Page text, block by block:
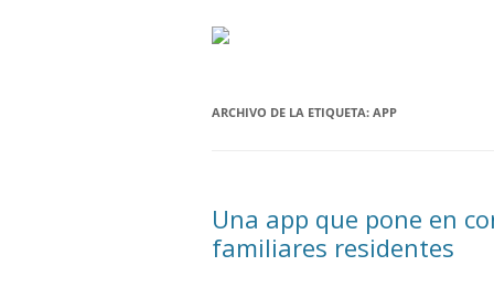
ARCHIVO DE LA ETIQUETA: APP
Una app que pone en
familiares residentes